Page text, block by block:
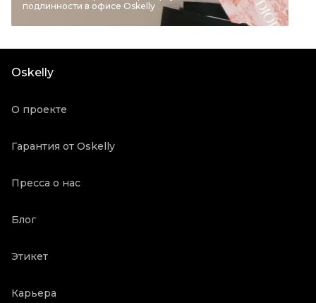
Материал одежды
Полиэстер
Продавец
подлинности в офисе Oskelly
Oskelly
О проекте
Гарантия от Oskelly
Пресса о нас
Блог
Этикет
Карьера